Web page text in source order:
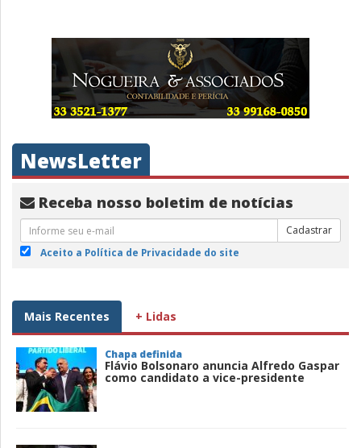
NewsLetter
Receba nosso boletim de notícias
Cadastrar
Aceito a Política de Privacidade do site
Mais Recentes + Lidas
Chapa definida
Flávio Bolsonaro anuncia Alfredo Gaspar
como candidato a vice-presidente